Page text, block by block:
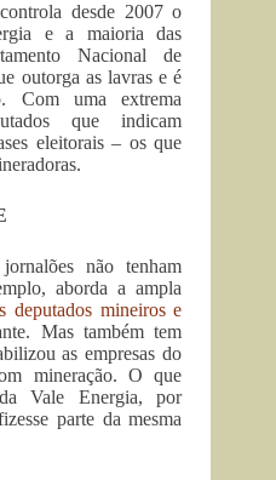
desde 2007 o
e a maioria das
Nacional de
outorga as lavras e é
Com uma extrema
que indicam
eleitorais – os que
não tenham
aborda a ampla
deputados mineiros e
Mas também tem
as empresas do
mineração. O que
Vale Energia, por
parte da mesma